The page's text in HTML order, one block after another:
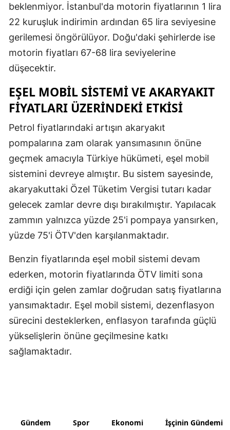
Siirt
Sinop
Tokat
Şanlıurfa
Uşak
Yozgat
Aksaray
Karaman
Kırıkkale
beklenmiyor. İstanbul'da motorin fiyatlarının 1 lira
22 kuruşluk indirimin ardından 65 lira seviyesine
gerilemesi öngörülüyor. Doğu'daki şehirlerde ise
motorin fiyatları 67-68 lira seviyelerine
düşecektir.
EŞEL MOBIL SISTEMI VE AKARYAKIT
FIYATLARI ÜZERINDEKI ETKISI
Petrol fiyatlarındaki artışın akaryakıt
pompalarına zam olarak yansımasının önüne
geçmek amacıyla Türkiye hükümeti, eşel mobil
sistemini devreye almıştır. Bu sistem sayesinde,
akaryakuttaki Özel Tüketim Vergisi tutarı kadar
gelecek zamlar devre dışı bırakılmıştır. Yapılacak
zammın yalnızca yüzde 25'i pompaya yansırken,
yüzde 75'i ÖTV'den karşılanmaktadır.
Benzin fiyatlarında eşel mobil sistemi devam
ederken, motorin fiyatlarında ÖTV limiti sona
erdiği için gelen zamlar doğrudan satış fiyatlarına
yansımaktadır. Eşel mobil sistemi, dezenflasyon
sürecini desteklerken, enflasyon tarafında güçlü
yükselişlerin önüne geçilmesine katkı
sağlamaktadır.
Gündem Spor Ekonomi İşçinin Gündemi